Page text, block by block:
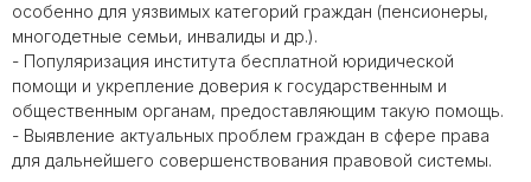
особенно для уязвимых категорий граждан (пенсионеры,
многодетные семьи, инвалиды и др.).
- Популяризация института бесплатной юридической
помощи и укрепление доверия к государственным и
общественным органам, предоставляющим такую помощь.
- Выявление актуальных проблем граждан в сфере права
для дальнейшего совершенствования правовой системы.